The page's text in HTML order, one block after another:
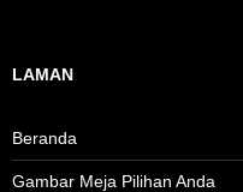
LAMAN
Beranda
Gambar Meja Pilihan Anda